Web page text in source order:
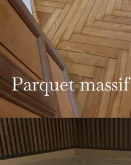
Parquet massif